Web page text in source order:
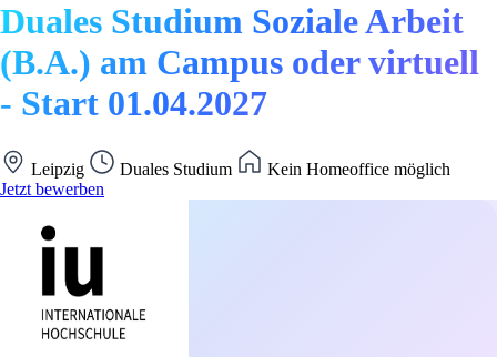
Duales Studium Soziale Arbeit
(B.A.) am Campus oder virtuell
- Start 01.04.2027
Leipzig Duales Studium
Kein Homeoffice möglich
Jetzt bewerben